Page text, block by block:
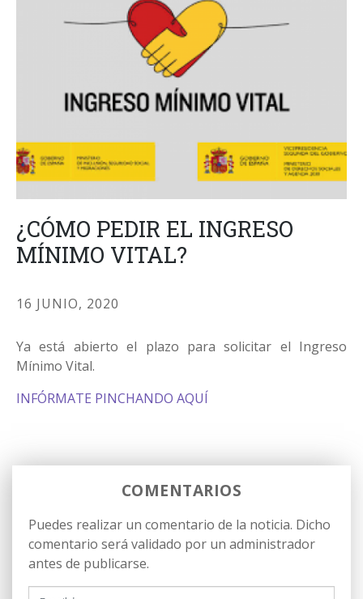
¿CÓMO PEDIR EL INGRESO
MÍNIMO VITAL?
16 JUNIO, 2020
Ya está abierto el plazo para solicitar el Ingreso
Mínimo Vital.
INFÓRMATE PINCHANDO AQUÍ
COMENTARIOS
Puedes realizar un comentario de la noticia. Dicho
comentario será validado por un administrador
antes de publicarse.